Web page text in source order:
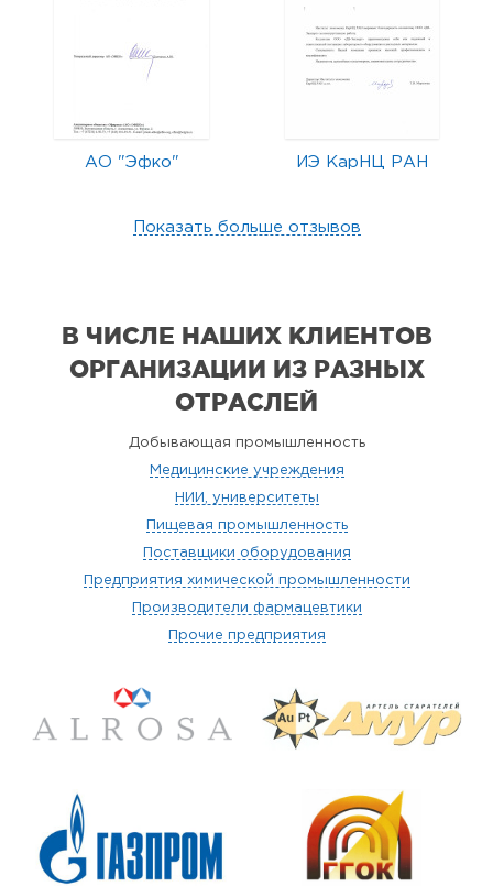
АО "Эфко" ИЭ КарНЦ РАН
Показать больше отзывов
В ЧИСЛЕ НАШИХ КЛИЕНТОВ
ОРГАНИЗАЦИИ ИЗ РАЗНЫХ
ОТРАСЛЕЙ
Добывающая промышленность
Медицинские учреждения
НИИ, университеты
Пищевая промышленность
Поставщики оборудования
Предприятия химической промышленности
Производители фармацевтики
Прочие предприятия